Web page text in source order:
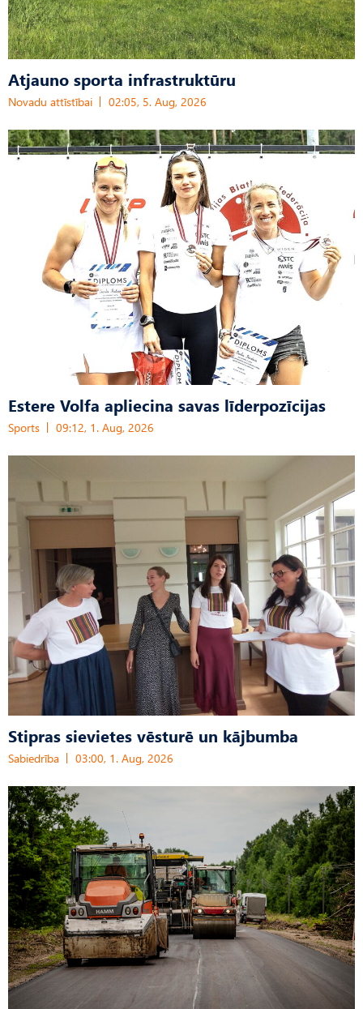
Atjauno sporta infrastruktūru
Novadu attīstībai 02:05, 5. Aug, 2026
Estere Volfa apliecina savas līderpozīcijas
Sports 09:12, 1. Aug, 2026
Stipras sievietes vēsturē un kājbumba
Sabiedrība 03:00, 1. Aug, 2026